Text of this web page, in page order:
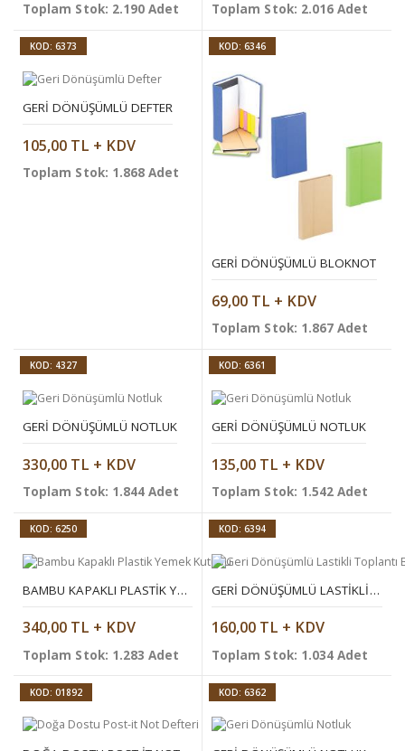
Toplam Stok: 2.190 Adet Toplam Stok: 2.016 Adet
KOD: 6373
GERI DÖNÜŞÜMLÜ DEFTER
105,00 TL + KDV
Toplam Stok: 1.868 Adet
KOD: 6346
GERI DÖNÜŞÜMLÜ BLOKNOT
69,00 TL + KDV
Toplam Stok: 1.867 Adet
KOD: 4327
GERI DÖNÜŞÜMLÜ NOTLUK
330,00 TL + KDV
Toplam Stok: 1.844 Adet
KOD: 6361
GERI DÖNÜŞÜMLÜ NOTLUK
135,00 TL + KDV
Toplam Stok: 1.542 Adet
KOD: 6250
BAMBU KAPAKLI PLASTIK YEMEK KUTUSU
340,00 TL + KDV
Toplam Stok: 1.283 Adet
KOD: 6394
GERI DÖNÜŞÜMLÜ LASTIKLI TOPLANTI BLOKNOTU
160,00 TL + KDV
Toplam Stok: 1.034 Adet
KOD: 01892 KOD: 6362